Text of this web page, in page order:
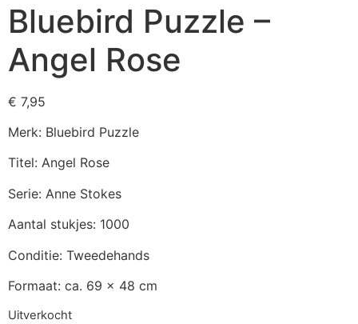
Bluebird Puzzle –
Angel Rose
€ 7,95
Merk: Bluebird Puzzle
Titel: Angel Rose
Serie: Anne Stokes
Aantal stukjes: 1000
Conditie: Tweedehands
Formaat: ca. 69 x 48 cm
Uitverkocht